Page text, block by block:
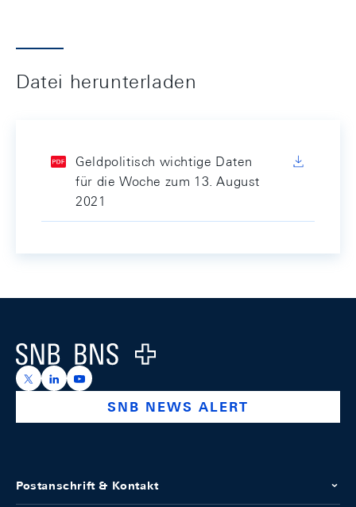
Datei herunterladen
Geldpolitisch wichtige Daten
für die Woche zum 13. August
2021
Logo
https://x.com/snb_bns
https://ch.linkedin.com/company/swiss-national-
https://www.youtube.com/@swissnationalbank
SNB NEWS ALERT
Postanschrift & Kontakt